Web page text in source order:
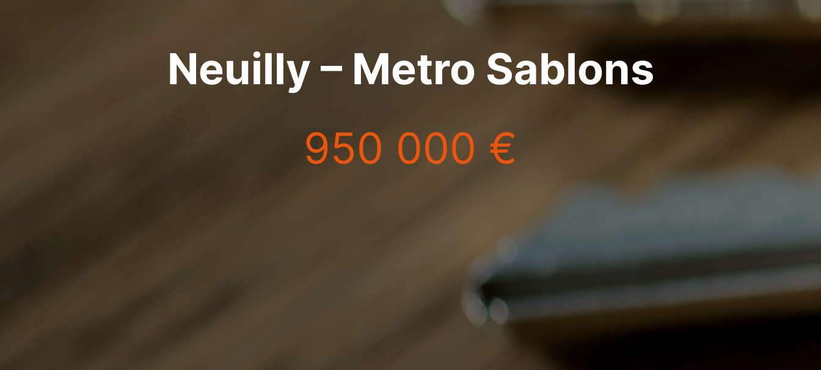
Neuilly – Metro Sablons
950 000 €